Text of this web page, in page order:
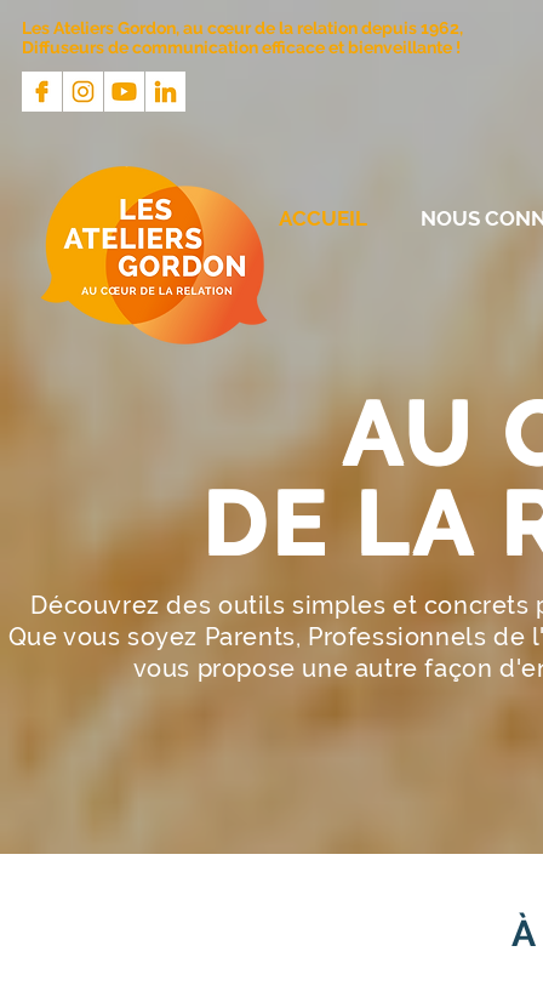
Les Ateliers Gordon, au cœur de la relation depuis 1962,
Diffuseurs de communication efficace et bienveillante !
AU
DELA
Découvrez des outils simples et
Que vous soyez Parents, Professionnels
vous propose une autre façon
ACCUEIL NOUS